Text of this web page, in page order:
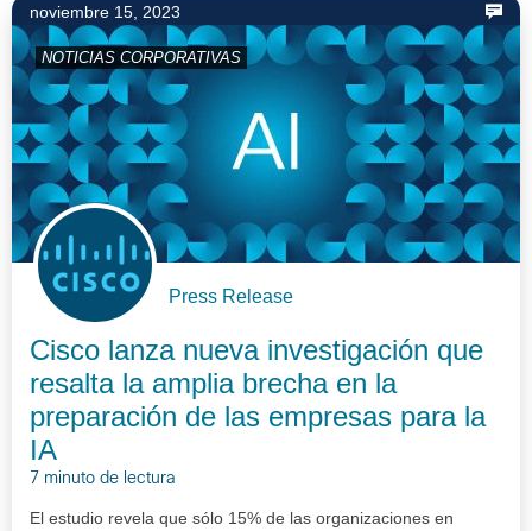
noviembre 15, 2023
NOTICIAS CORPORATIVAS
Press Release
Cisco lanza nueva investigación que
resalta la amplia brecha en la
preparación de las empresas para la
IA
7 minuto de lectura
El estudio revela que sólo 15% de las organizaciones en